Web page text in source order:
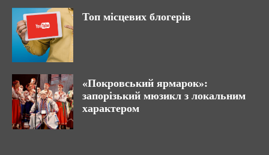
Топ місцевих блогерів
«Покровський ярмарок»:
запорізький мюзикл з локальним
характером